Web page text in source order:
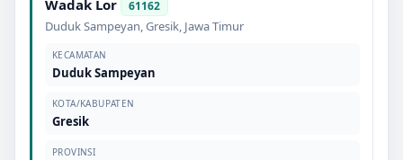
Wadak Lor 61162
Duduk Sampeyan,Gresik, Jawa Timur
KECAMATAN
Duduk Sampeyan
KOTA/KABUPATEN
Gresik
PROVINSI